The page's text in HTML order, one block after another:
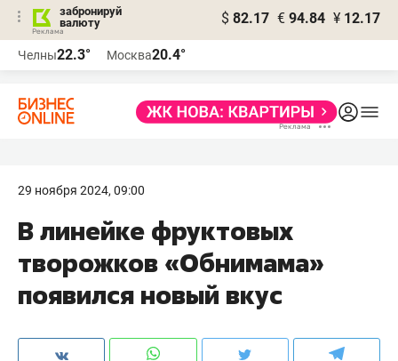
забронируй
валюту
$ 82.17 € 94.84 ¥ 12.17
Челны22.3° Москва20.4°
29 ноября 2024, 09:00
В линейке фруктовых
творожков «Обнимама»
появился новый вкус